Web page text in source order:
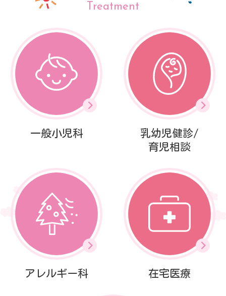
Treatment
一般小児科
乳幼児健診/
育児相談
アレルギー科 在宅医療